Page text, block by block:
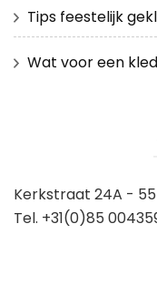
Tips feestelijk
Wat voor een
Kerkstraat 24A -
Tel. +31(0)85